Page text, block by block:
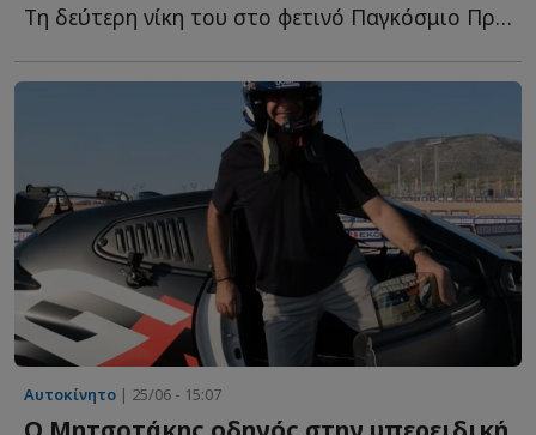
Τη δεύτερη νίκη του στο φετινό Παγκόσμιο Πρωτάθλημα τ...
Αυτοκίνητο | 25/06 - 15:07